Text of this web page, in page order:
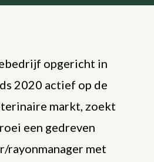
opgericht in
2020 actief op de
markt, zoekt
een gedreven
rayonmanager met